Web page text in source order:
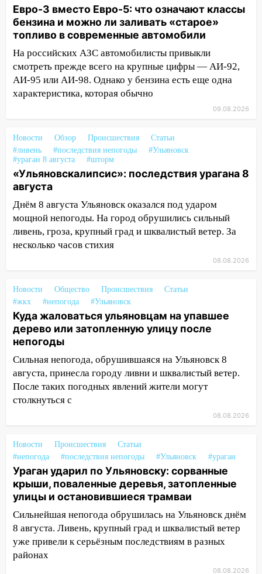
13:47
На Нижней Террасе мощным
ветром вырвало дерево с корнем
13:46 Сильный ветер сорвал крышу с
СТО на проспекте Созидателей
13:35 Непогода продолжает бить по
транспорту: в Ульяновске трамвай
дороги в Ульяновске: фото
13:17 Непогода в Ульяновске не
закончится сегодня: сильные ливни
сохранятся 9 августа
13:15
Трижды «брал в долг» без спроса:
житель Вешкаймского района похитил у
знакомого 191 тысячу рублей
13:12
Дерево пробило крышу дома на
Новгородской в Ульяновске и рухнуло
на электрощит
13:10 В Заволжском районе дерево
упало во дворе
13:08 Ураган ударил по Ульяновску:
сорванные крыши, поваленные деревья,
затопленные улицы и остановившиеся
после ливня город снова уходит под
воду
12:12 Прокуратура взяла на контроль
ДТП с шестилетним ребёнком на улице
Федерации
12:01 Пьяная женщина сбила
шестилетнего ребёнка на улице
Федерации: возбуждено уголовное дело
Евро-3 вместо Евро-5: что означают классы
бензина и можно ли заливать «старое»
топливо в современные автомобили
На российских АЗС автомобилисты привыкли
смотреть прежде всего на крупные цифры — АИ-92,
АИ-95 или АИ-98. Однако у бензина есть еще одна
характеристика, которая обычно
09.08.2026
Новости Обзор Происшествия
Статьи
#ливень
#последствия непогоды
#Ульяновск
#ураган 8 августа
#шторм
«Ульяновскалипсис»: последствия урагана 8
августа
Днём 8 августа Ульяновск оказался под ударом
мощной непогоды. На город обрушились сильный
ливень, гроза, крупный град и шквалистый ветер. За
несколько часов стихия
08.08.2026
Новости Общество Происшествия
Статьи
#жкх
#непогода #Ульяновск
Куда жаловаться ульяновцам на упавшее
дерево или затопленную улицу после
непогоды
Сильная непогода, обрушившаяся на Ульяновск 8
августа, принесла городу ливни и шквалистый ветер.
После таких погодных явлений жители могут
столкнуться с
08.08.2026
Новости Происшествия
Статьи
#непогода
#последствия непогоды #Ульяновск #ураган
Ураган ударил по Ульяновску: сорванные
крыши, поваленные деревья, затопленные
улицы и остановившиеся трамваи
Сильнейшая непогода обрушилась на Ульяновск днём
8 августа. Ливень, крупный град и шквалистый ветер
уже привели к серьёзным последствиям в разных
районах
08.08.2026